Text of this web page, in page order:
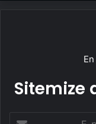
Sitemize